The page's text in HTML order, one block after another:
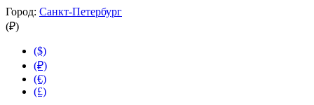
Город: Санкт-Петербург
(₽)
($)
(₽)
(€)
(£)